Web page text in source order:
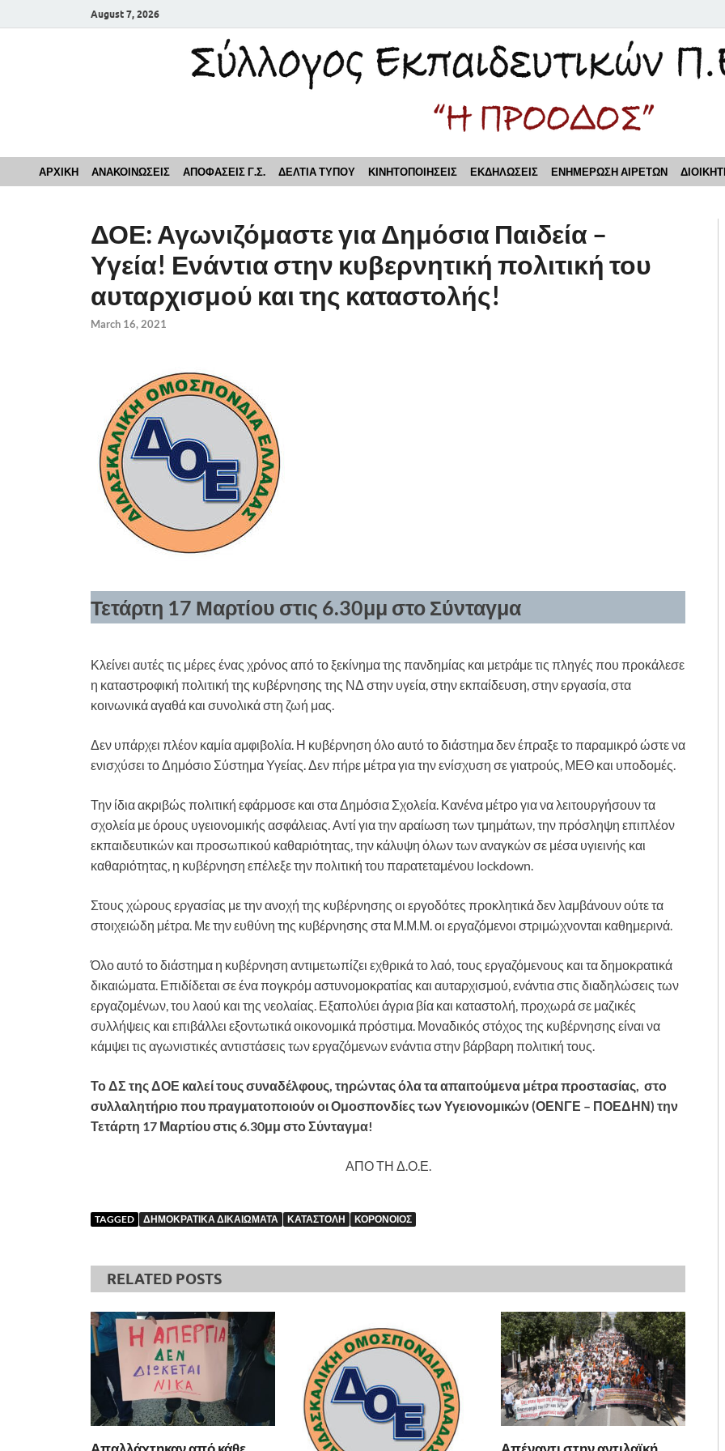
August 7, 2026
Σύλλογος Εκπαιδευτικών Π.Ε. Πειραιά "Η
ΑΡΧΙΚΗ ΑΝΑΚΟΙΝΩΣΕΙΣ ΑΠΟΦΑΣΕΙΣ Γ.Σ. ΔΕΛΤΙΑ ΤΥΠΟΥ ΚΙΝΗΤΟΠΟΙΗΣΕΙΣ ΕΚΔΗΛΩΣΕΙΣ ΕΝΗΜΕΡΩΣΗ ΑΙΡΕΤΩΝ
ΔΟΕ: Αγωνιζόμαστε για Δημόσια Παιδεία –
Υγεία! Ενάντια στην κυβερνητική πολιτική του
αυταρχισμού και της καταστολής!
March 16, 2021
Τετάρτη 17 Μαρτίου στις 6.30μμ στο Σύνταγμα
Κλείνει αυτές τις μέρες ένας χρόνος από το ξεκίνημα της πανδημίας και μετράμε τις πληγές που προκάλεσε
η καταστροφική πολιτική της κυβέρνησης της ΝΔ στην υγεία, στην εκπαίδευση, στην εργασία, στα
κοινωνικά αγαθά και συνολικά στη ζωή μας.
Δεν υπάρχει πλέον καμία αμφιβολία. Η κυβέρνηση όλο αυτό το διάστημα δεν έπραξε το παραμικρό ώστε να
ενισχύσει το Δημόσιο Σύστημα Υγείας. Δεν πήρε μέτρα για την ενίσχυση σε γιατρούς, ΜΕΘ και υποδομές.
Την ίδια ακριβώς πολιτική εφάρμοσε και στα Δημόσια Σχολεία. Κανένα μέτρο για να λειτουργήσουν τα
σχολεία με όρους υγειονομικής ασφάλειας. Αντί για την αραίωση των τμημάτων, την πρόσληψη επιπλέον
εκπαιδευτικών και προσωπικού καθαριότητας, την κάλυψη όλων των αναγκών σε μέσα υγιεινής και
καθαριότητας, η κυβέρνηση επέλεξε την πολιτική του παρατεταμένου lockdown.
Στους χώρους εργασίας με την ανοχή της κυβέρνησης οι εργοδότες προκλητικά δεν λαμβάνουν ούτε τα
στοιχειώδη μέτρα. Με την ευθύνη της κυβέρνησης στα Μ.Μ.Μ. οι εργαζόμενοι στριμώχνονται καθημερινά.
Όλο αυτό το διάστημα η κυβέρνηση αντιμετωπίζει εχθρικά το λαό, τους εργαζόμενους και τα δημοκρατικά
δικαιώματα. Επιδίδεται σε ένα πογκρόμ αστυνομοκρατίας και αυταρχισμού, ενάντια στις διαδηλώσεις των
εργαζομένων, του λαού και της νεολαίας. Εξαπολύει άγρια βία και καταστολή, προχωρά σε μαζικές
συλλήψεις και επιβάλλει εξοντωτικά οικονομικά πρόστιμα. Μοναδικός στόχος της κυβέρνησης είναι να
κάμψει τις αγωνιστικές αντιστάσεις των εργαζόμενων ενάντια στην βάρβαρη πολιτική τους.
Το ΔΣ της ΔΟΕ καλεί τους συναδέλφους, τηρώντας όλα τα απαιτούμενα μέτρα προστασίας, στο
συλλαλητήριο που πραγματοποιούν οι Ομοσπονδίες των Υγειονομικών (ΟΕΝΓΕ – ΠΟΕΔΗΝ) την
Τετάρτη 17 Μαρτίου στις 6.30μμ στο Σύνταγμα!
ΑΠΟ ΤΗ Δ.Ο.Ε.
TAGGED ΔΗΜΟΚΡΑΤΙΚΑ ΔΙΚΑΙΩΜΑΤΑ ΚΑΤΑΣΤΟΛΗ ΚΟΡΟΝΟΙΟΣ
RELATED POSTS